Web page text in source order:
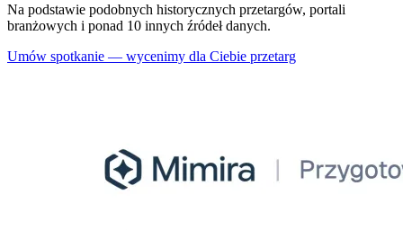
Na podstawie podobnych historycznych przetargów, portali
branżowych i ponad 10 innych źródeł danych.
Umów spotkanie — wycenimy dla Ciebie przetarg